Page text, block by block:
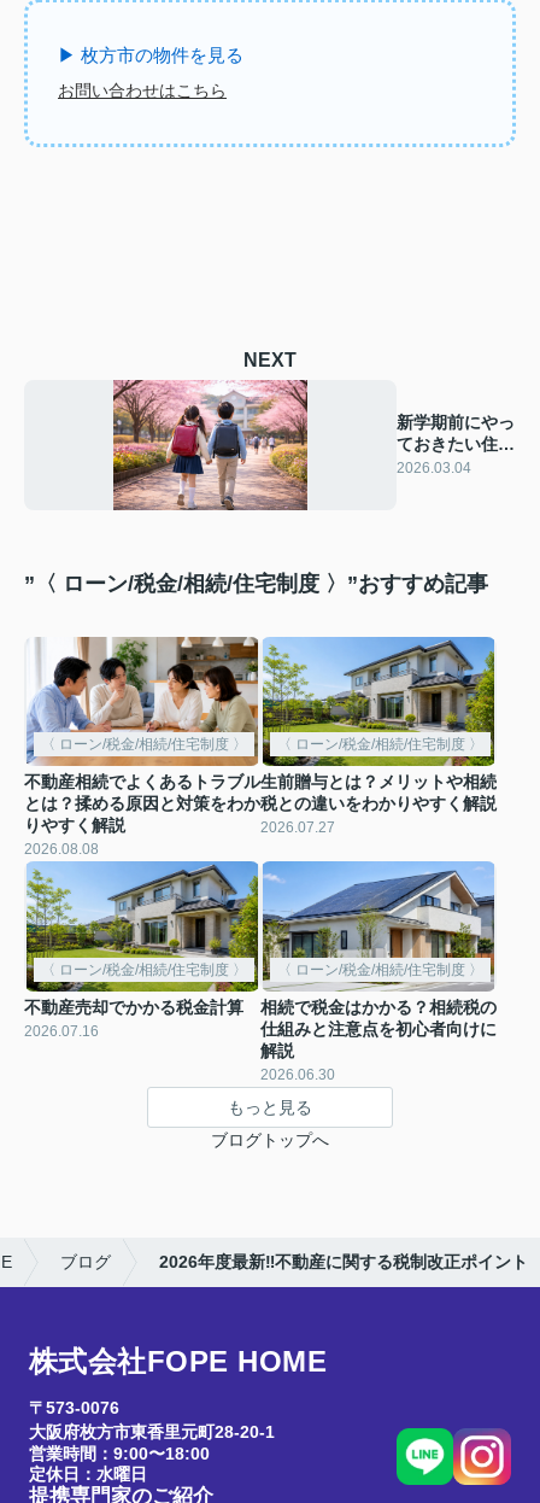
▶ 枚方市の物件を見る
お問い合わせはこちら
NEXT
新学期前にやっ
ておきたい住ま
いの見直しポイ
2026.03.04
”〈 ローン/税金/相続/住宅制度 〉”おすすめ記事
〈 ローン/税金/相続/住宅制度 〉
不動産相続でよくあるトラブル
とは？揉める原因と対策をわか
りやすく解説
2026.08.08
〈 ローン/税金/相続/住宅制度 〉
生前贈与とは？メリットや相続
税との違いをわかりやすく解説
2026.07.27
〈 ローン/税金/相続/住宅制度 〉
不動産売却でかかる税金計算
2026.07.16
〈 ローン/税金/相続/住宅制度 〉
相続で税金はかかる？相続税の
仕組みと注意点を初心者向けに
解説
2026.06.30
もっと見る
ブログトップへ
ブログ 2026年度最新‼︎不動産に関する税制改正ポイント
株式会社FOPE HOME
〒573-0076
大阪府枚方市東香里元町28-20-1
営業時間：9:00〜18:00
定休日：水曜日
提携専門家のご紹介